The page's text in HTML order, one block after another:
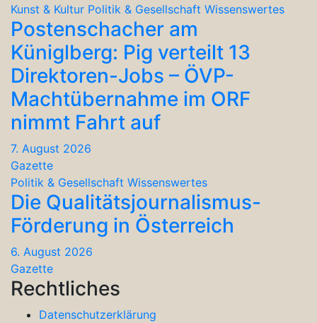
Kunst & Kultur Politik & Gesellschaft Wissenswertes
Postenschacher am
Küniglberg: Pig verteilt 13
Direktoren-Jobs – ÖVP-
Machtübernahme im ORF
nimmt Fahrt auf
7. August 2026
Gazette
Politik & Gesellschaft Wissenswertes
Die Qualitätsjournalismus-
Förderung in Österreich
6. August 2026
Gazette
Rechtliches
Datenschutzerklärung